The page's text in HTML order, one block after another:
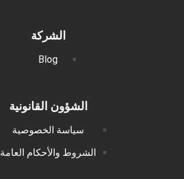
الشركة
Blog
الشؤون القانونية
سياسة الخصوصية
الشروط والأحكام العامة